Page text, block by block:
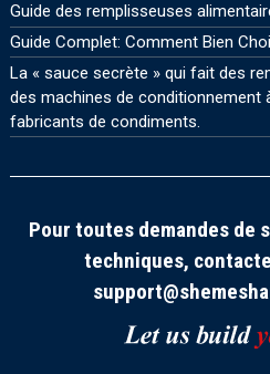
Guide des remplisseuses
Guide Complet: Comment Bien
La « sauce secrète » qui fait des
des machines de conditionnement
fabricants de condiments.
Pour toutes demandes de
techniques,